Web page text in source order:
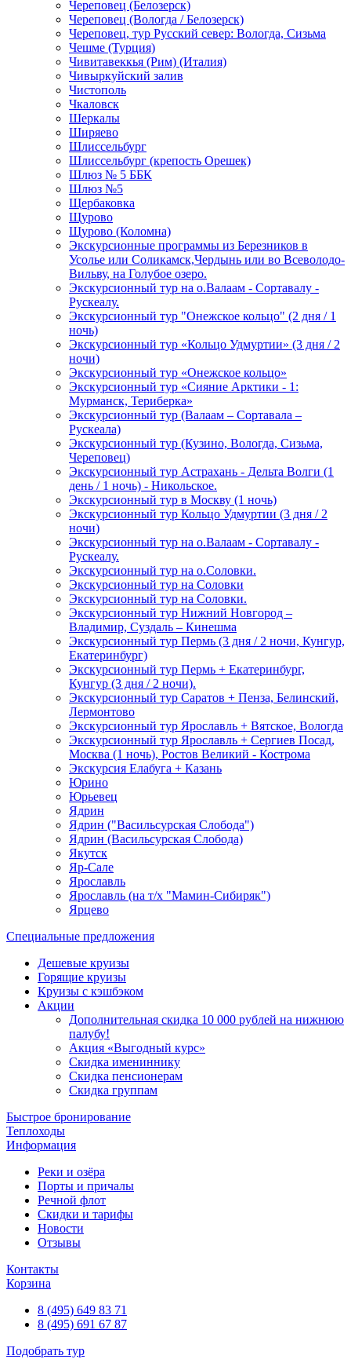
Череповец (Белозерск)
Череповец (Вологда / Белозерск)
Череповец, тур Русский север: Вологда, Сизьма
Чешме (Турция)
Чивитавеккья (Рим) (Италия)
Чивыркуйский залив
Чистополь
Чкаловск
Шеркалы
Ширяево
Шлиссельбург
Шлиссельбург (крепость Орешек)
Шлюз № 5 ББК
Шлюз №5
Щербаковка
Щурово
Щурово (Коломна)
Экскурсионные программы из Березников в
Усолье или Соликамск,Чердынь или во Всеволодо-
Вильву, на Голубое озеро.
Экскурсионный тур на о.Валаам - Сортавалу -
Рускеалу.
Экскурсионный тур "Онежское кольцо" (2 дня / 1
ночь)
Экскурсионный тур «Кольцо Удмуртии» (3 дня / 2
ночи)
Экскурсионный тур «Онежское кольцо»
Экскурсионный тур «Сияние Арктики - 1:
Мурманск, Териберка»
Экскурсионный тур (Валаам – Сортавала –
Рускеала)
Экскурсионный тур (Кузино, Вологда, Сизьма,
Череповец)
Экскурсионный тур Астрахань - Дельта Волги (1
день / 1 ночь) - Никольское.
Экскурсионный тур в Москву (1 ночь)
Экскурсионный тур Кольцо Удмуртии (3 дня / 2
ночи)
Экскурсионный тур на о.Валаам - Сортавалу -
Рускеалу.
Экскурсионный тур на о.Соловки.
Экскурсионный тур на Соловки
Экскурсионный тур на Соловки.
Экскурсионный тур Нижний Новгород –
Владимир, Суздаль – Кинешма
Экскурсионный тур Пермь (3 дня / 2 ночи, Кунгур,
Екатеринбург)
Экскурсионный тур Пермь + Екатеринбург,
Кунгур (3 дня / 2 ночи).
Экскурсионный тур Саратов + Пенза, Белинский,
Лермонтово
Экскурсионный тур Ярославль + Вятское, Вологда
Экскурсионный тур Ярославль + Сергиев Посад,
Москва (1 ночь), Ростов Великий - Кострома
Экскурсия Елабуга + Казань
Юрино
Юрьевец
Ядрин
Ядрин ("Васильсурская Слобода")
Ядрин (Васильсурская Слобода)
Якутск
Яр-Сале
Ярославль
Ярославль (на т/х "Мамин-Сибиряк")
Ярцево
Специальные предложения
Дешевые круизы
Горящие круизы
Круизы с кэшбэком
Акции
Дополнительная скидка 10 000 рублей на нижнюю
палубу!
Акция «Выгодный курс»
Скидка имениннику
Скидка пенсионерам
Скидка группам
Быстрое бронирование
Теплоходы
Информация
Реки и озёра
Порты и причалы
Речной флот
Скидки и тарифы
Новости
Отзывы
Контакты
Корзина
8 (495) 649 83 71
8 (495) 691 67 87
Подобрать тур